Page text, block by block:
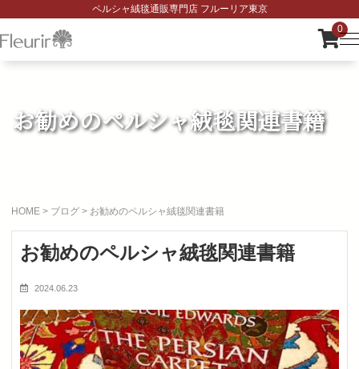
ペルシャ絨毯通販専門店 フルーリア東京
0
お勧めのペルシャ絨毯関連書籍
HOME > ブログ > お勧めのペルシャ絨毯関連書籍
お勧めのペルシャ絨毯関連書籍
2024.06.23